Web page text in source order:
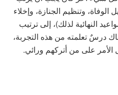
وتنظيم الجنازة، وإخلاء
النهائية لذلك)، إلى ترتيب
درسٌ تعلمته من هذه التجربة،
على من أتركهم ورائي.